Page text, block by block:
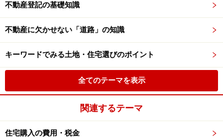
不動産登記の基礎知識
不動産に欠かせない「道路」の知識
キーワードでみる土地・住宅選びのポイント
全てのテーマを表示
関連するテーマ
住宅購入の費用・税金